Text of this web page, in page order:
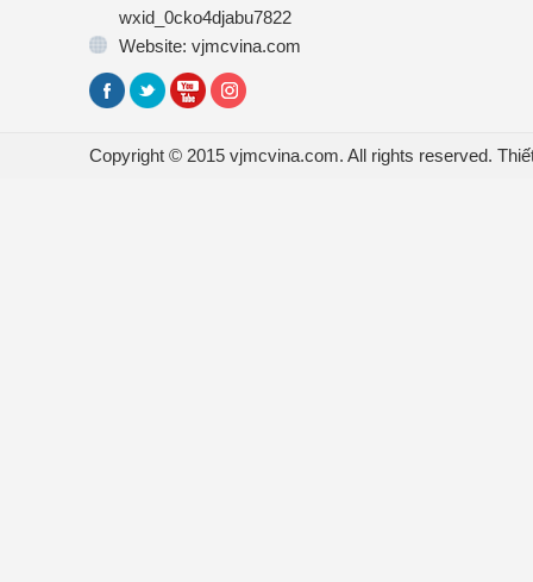
wxid_0cko4djabu7822
Website: vjmcvina.com
Copyright © 2015 vjmcvina.com. All rights reserved.